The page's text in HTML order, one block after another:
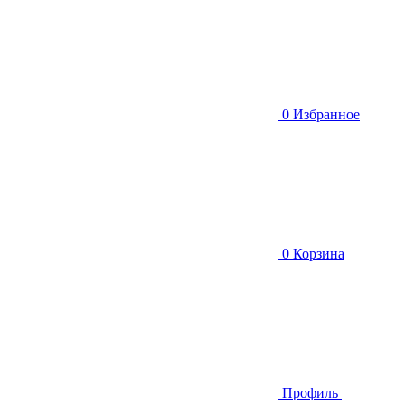
0 Избранное
0 Корзина
Профиль